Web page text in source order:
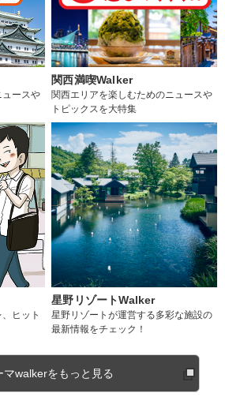
ュースや
関西満喫Walker
関西エリアを楽しむためのニュースや
トピックスを大特集
ヒット
星野リゾートWalker
星野リゾートが運営する多彩な施設の
最新情報をチェック！
マwalkerをもっと見る